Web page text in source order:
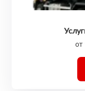
от